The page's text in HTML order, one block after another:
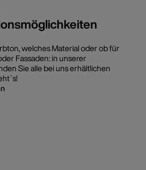
welches Material oder ob für
Fassaden: in unserer
Sie alle bei uns erhältlichen